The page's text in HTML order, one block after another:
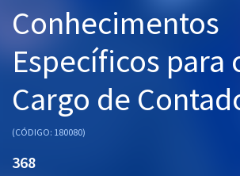
Questões grátis
Conteúdo gratuito
Aprovados
Conhecimentos
Específicos para
Cargo de
(CÓDIGO: 180080)
368